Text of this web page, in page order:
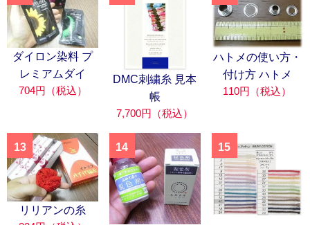
ダイロン染料 プ
レミアムダイ
704円（税込）
DMC刺繍糸 見本
帳
7,700円（税込）
ハトメの使い方・
付け方 ハトメ
110円（税込）
13
リリアンの糸
14 15